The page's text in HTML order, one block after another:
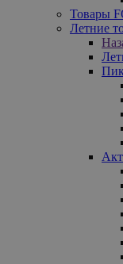
Товары
Летние